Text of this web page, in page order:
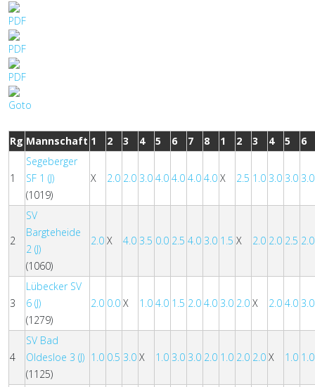
Rg Mannschaft 1 2 3 4 5 6 7 8 1 2 3 4 5 6
1
Segeberger
SF 1 (J)
(1019)
X 2.0 2.0 3.0 4.0 4.0 4.0 4.0 X 2.5 1.0 3.0 3.0 3.0
2
SV
Bargteheide
2 (J)
(1060)
2.0 X 4.0 3.5 0.0 2.5 4.0 3.0 1.5 X 2.0 2.0 2.5 2.0
3
Lübecker SV
6 (J)
(1279)
2.0 0.0 X 1.0 4.0 1.5 2.0 4.0 3.0 2.0 X 2.0 4.0 3.0
4
SV Bad
Oldesloe 3 (J)
(1125)
1.0 0.5 3.0 X 1.0 3.0 3.0 2.0 1.0 2.0 2.0 X 1.0 1.0